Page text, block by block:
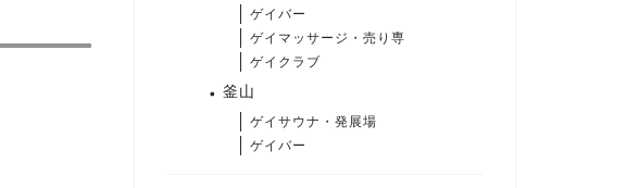
ゲイバー
ゲイマッサージ・売り専
ゲイクラブ
釜山
ゲイサウナ・発展場
ゲイバー